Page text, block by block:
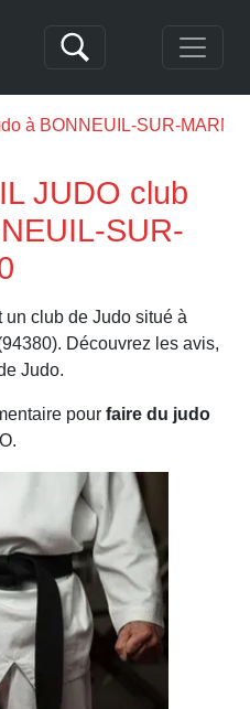
à BONNEUIL-SUR-MARNE
JUDO club
SUR-
un club de Judo situé à
Découvrez les avis,
Judo.
pour faire du judo